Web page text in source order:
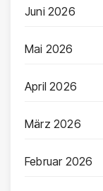
Juni 2026
Mai 2026
April 2026
März 2026
Februar 2026